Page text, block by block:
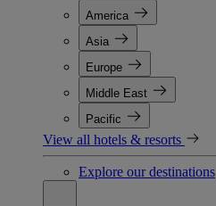
America
Asia
Europe
Middle East
Pacific
View all hotels & resorts
Explore our destinations